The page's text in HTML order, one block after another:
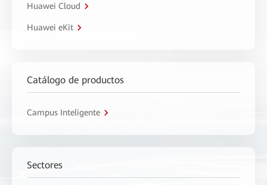
Huawei Cloud
Huawei eKit
Catálogo de productos
Campus Inteligente
Sectores